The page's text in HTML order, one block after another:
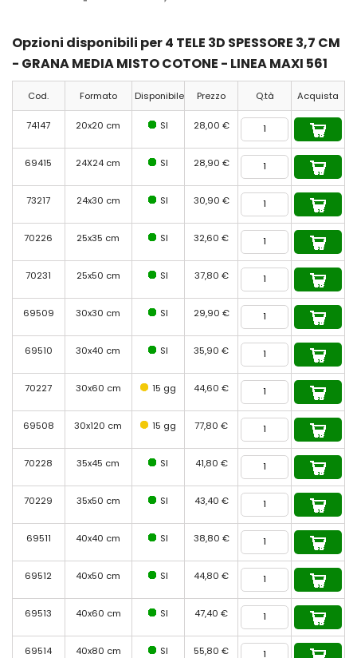
Opzioni disponibili per 4 TELE 3D SPESSORE 3,7 CM
- GRANA MEDIA MISTO COTONE - LINEA MAXI 561
Cod. Formato Disponibile Prezzo Q.tà Acquista
74147 20x20 cm SI 28,00 €
69415 24X24 cm SI 28,90 €
73217 24x30 cm SI 30,90 €
70226 25x35 cm SI 32,60 €
70231 25x50 cm SI 37,80 €
69509 30x30 cm SI 29,90 €
69510 30x40 cm SI 35,90 €
70227 30x60 cm 15 gg 44,60 €
69508 30x120 cm 15 gg 77,80 €
70228 35x45 cm SI 41,80 €
70229 35x50 cm SI 43,40 €
69511 40x40 cm SI 38,80 €
69512 40x50 cm SI 44,80 €
69513 40x60 cm SI 47,40 €
69514 40x80 cm SI 55,80 €